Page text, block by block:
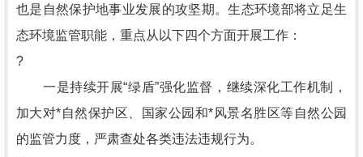
也是自然保护地事业发展的攻坚期。生态环境部将立足生
态环境监管职能，重点从以下四个方面开展工作：
?
一是持续开展“绿盾”强化监督，继续深化工作机制，
加大对*自然保护区、国家公园和*风景名胜区等自然公园
的监管力度，严肃查处各类违法违规行为。